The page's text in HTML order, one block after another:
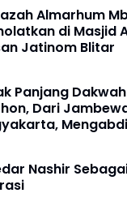
Almarhum
di Masjid
Jatinom Blitar
Panjang Dakwah
Dari
Nashir